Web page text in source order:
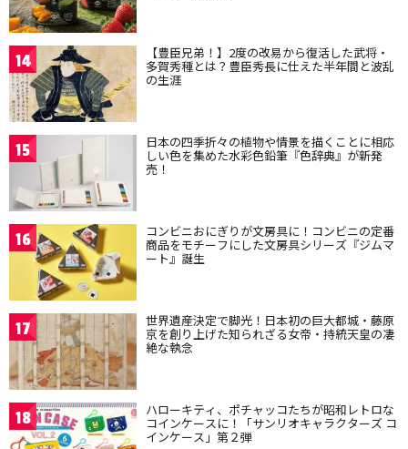
14 【豊臣兄弟！】2度の改易から復活した武将・
多賀秀種とは？豊臣秀長に仕えた半年間と波乱
の生涯
15 日本の四季折々の植物や情景を描くことに相応
しい色を集めた水彩色鉛筆『色辞典』が新発
売！
16 コンビニおにぎりが文房具に！コンビニの定番
商品をモチーフにした文房具シリーズ『ジムマ
ート』誕生
17 世界遺産決定で脚光！日本初の巨大都城・藤原
京を創り上げた知られざる女帝・持統天皇の凄
絶な執念
18 ハローキティ、ポチャッコたちが昭和レトロな
コインケースに！「サンリオキャラクターズ コ
インケース」第２弾